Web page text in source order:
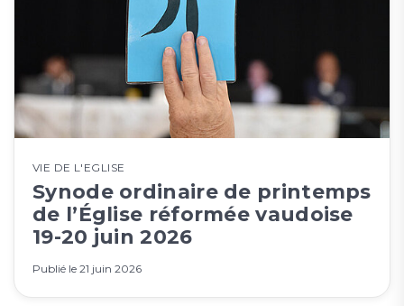
VIE DE L'EGLISE
Synode ordinaire de printemps
de l’Église réformée vaudoise
19-20 juin 2026
Publié le 21 juin 2026